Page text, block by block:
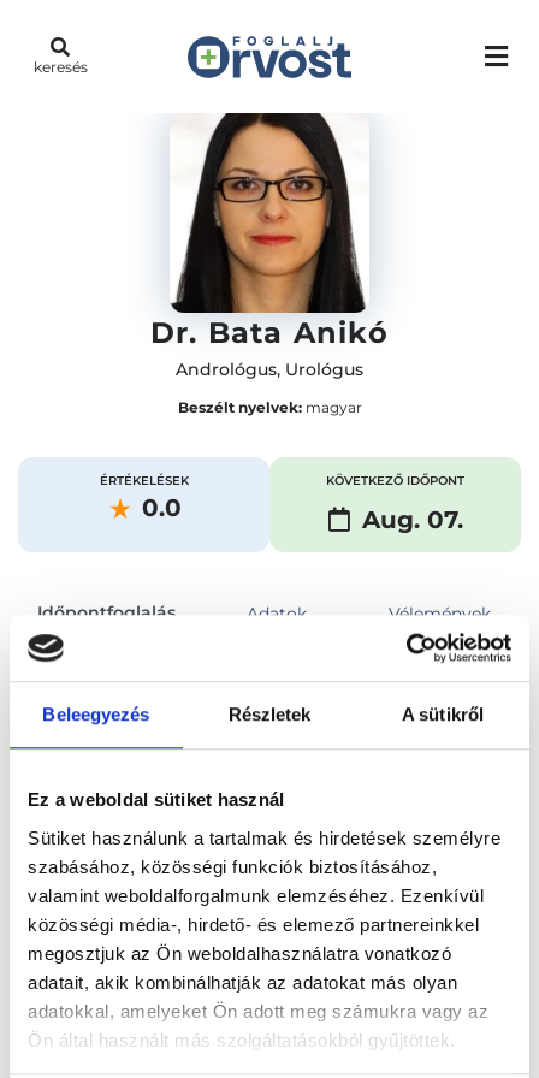
Beleegyezés Részletek A sütikről
Ez a weboldal sütiket használ
Sütiket használunk a tartalmak és hirdetések személyre
szabásához, közösségi funkciók biztosításához,
valamint weboldalforgalmunk elemzéséhez. Ezenkívül
közösségi média-, hirdető- és elemező partnereinkkel
megosztjuk az Ön weboldalhasználatra vonatkozó
adatait, akik kombinálhatják az adatokat más olyan
adatokkal, amelyeket Ön adott meg számukra vagy az
Ön által használt más szolgáltatásokból gyűjtöttek.
keresés
Dr. Bata Anikó
Andrológus, Urológus
Beszélt nyelvek:magyar
ÉRTÉKELÉSEK
0.0
KÖVETKEZŐ IDŐPONT
Aug. 07.
Időpontfoglalás Adatok Vélemények
Főoldal Orvosok Urológus
Urológus, Budapest, XIII. kerület Dr. Bata Anikó